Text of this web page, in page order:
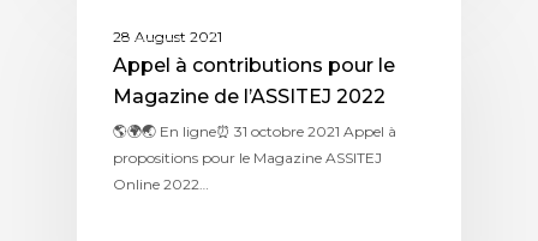
28 August 2021
Appel à contributions pour le
Magazine de l’ASSITEJ 2022
🌎🌍🌏 En ligne⏰ 31 octobre 2021 Appel à
propositions pour le Magazine ASSITEJ
Online 2022…